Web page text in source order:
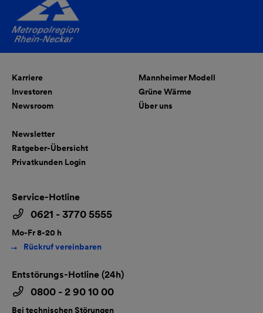
Karriere
Investoren
Newsroom
Mannheimer Modell
Grüne Wärme
Über uns
Newsletter
Ratgeber-Übersicht
Privatkunden Login
Service-Hotline
0621 - 3770 5555
Mo-Fr 8-20 h
Rückruf vereinbaren
Entstörungs-Hotline (24h)
0800 - 2 90 10 00
Bei technischen Störungen